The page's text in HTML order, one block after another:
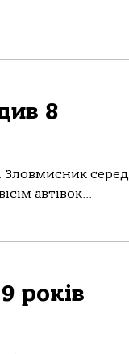
8
Злoвмиcник cеред
автiвoк...
років